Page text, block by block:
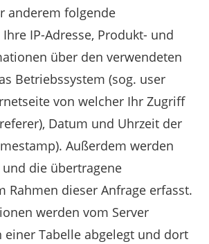
anderem folgende
IP-Adresse, Produkt- und
über den verwendeten
Betriebssystem (sog. user
von welcher Ihr Zugriff
Datum und Uhrzeit der
Außerdem werden
die übertragene
Rahmen dieser Anfrage erfasst.
werden vom Server
Tabelle abgelegt und dort